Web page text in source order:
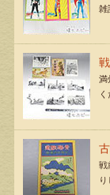
雑
満
戦